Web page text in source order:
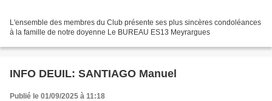
L'ensemble des membres du Club présente ses plus sincères condoléances
à la famille de notre doyenne Le BUREAU ES13 Meyrargues
INFO DEUIL: SANTIAGO Manuel
Publié le 01/09/2025 à 11:18